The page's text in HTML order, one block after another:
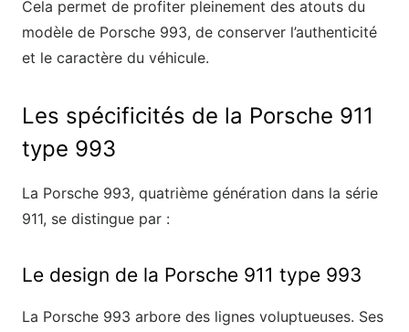
Cela permet de profiter pleinement des atouts du
modèle de Porsche 993, de conserver l’authenticité
et le caractère du véhicule.
Les spécificités de la Porsche 911
type 993
La Porsche 993, quatrième génération dans la série
911, se distingue par :
Le design de la Porsche 911 type 993
La Porsche 993 arbore des lignes voluptueuses. Ses